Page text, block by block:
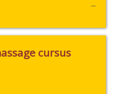
cursus